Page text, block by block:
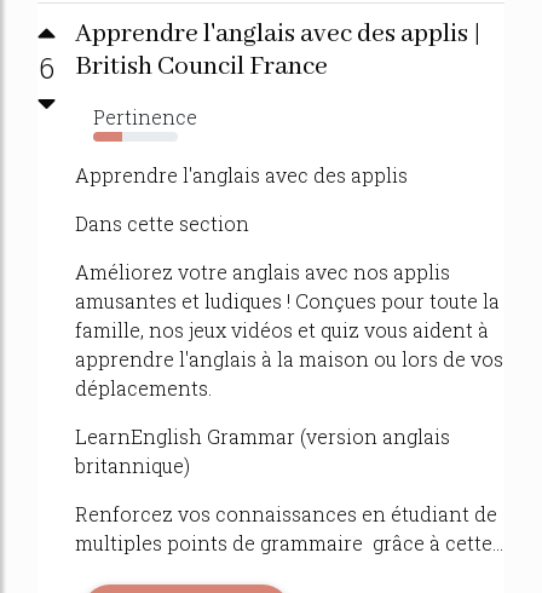
6
Apprendre l'anglais avec des applis |
British Council France
Pertinence
34%
Apprendre l'anglais avec des applis
Dans cette section
Améliorez votre anglais avec nos applis
amusantes et ludiques ! Conçues pour toute la
famille, nos jeux vidéos et quiz vous aident à
apprendre l'anglais à la maison ou lors de vos
déplacements.
LearnEnglish Grammar (version anglais
britannique)
Renforcez vos connaissances en étudiant de
multiples points de grammaire grâce à cette...